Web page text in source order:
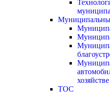
хозяйстве
ТОС